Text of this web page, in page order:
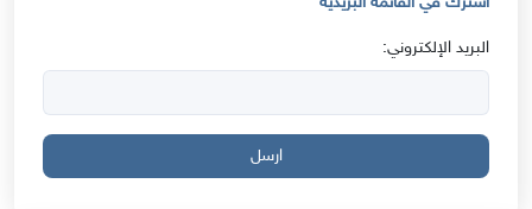
البريد الإلكتروني:
ارسل